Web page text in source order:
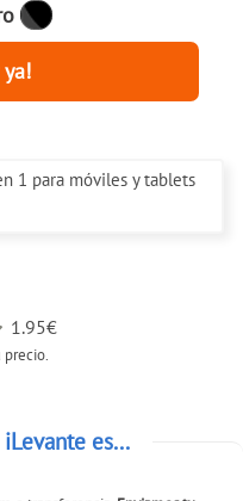
1 para móviles y tablets
1.95€
precio.
es...